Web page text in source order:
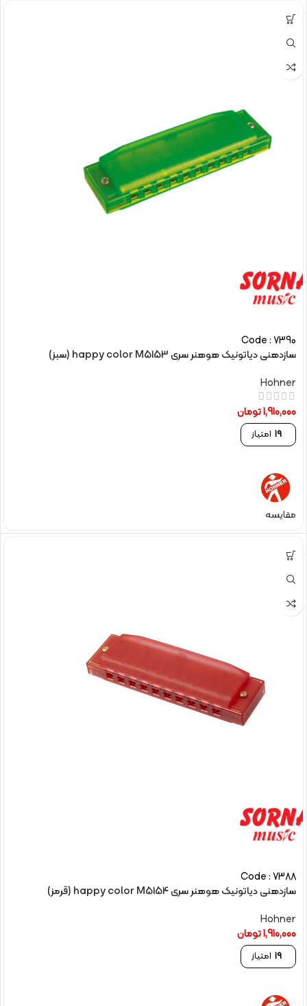
Code : 7390
سازدهنی دیاتونیک هوهنر سری happy color M5153 (سبز)
Hohner
1,910,000تومان
19 امتیاز
مقایسه
Code : 7388
سازدهنی دیاتونیک هوهنر سری happy color M5154 (قرمز)
Hohner
1,910,000تومان
19 امتیاز